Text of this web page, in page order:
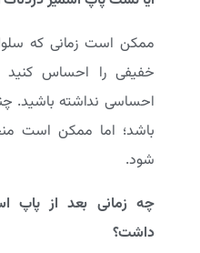
ممکن است زمانی که
خفیفی را احساس
احساسی نداشته باشید.
باشد؛ اما ممکن است
شود.
چه زمانی بعد از پاپ
داشت؟